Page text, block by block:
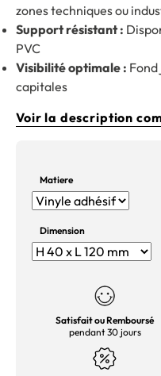
zones techniques ou
Support résistant :
PVC
Visibilité optimale :
capitales
Voir la description
Matiere
Dimension
Satisfait ou Remboursé
pendant 30 jours